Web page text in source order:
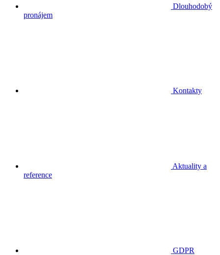
Dlouhodobý
pronájem
Kontakty
Aktuality a
reference
GDPR